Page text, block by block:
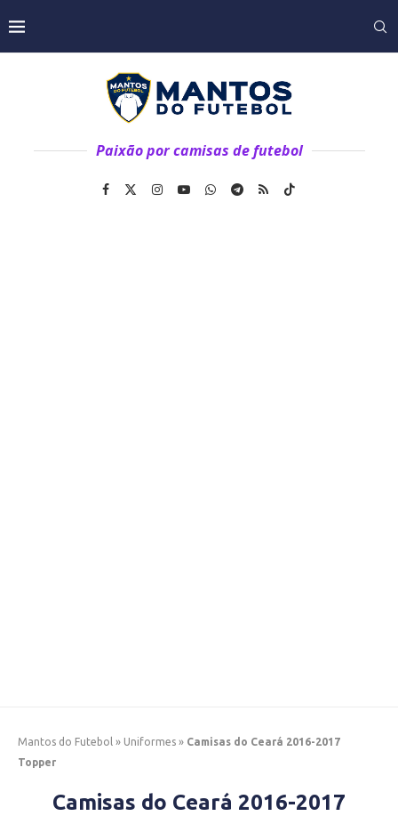
Paixão por camisas de futebol
Mantos do Futebol » Uniformes » Camisas do Ceará 2016-2017
Topper
Camisas do Ceará 2016-2017